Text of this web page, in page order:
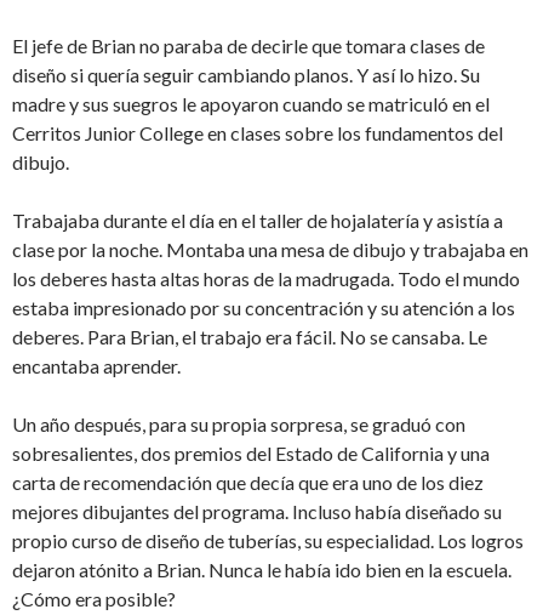
El jefe de Brian no paraba de decirle que tomara clases de
diseño si quería seguir cambiando planos. Y así lo hizo. Su
madre y sus suegros le apoyaron cuando se matriculó en el
Cerritos Junior College en clases sobre los fundamentos del
dibujo.
Trabajaba durante el día en el taller de hojalatería y asistía a
clase por la noche. Montaba una mesa de dibujo y trabajaba en
los deberes hasta altas horas de la madrugada. Todo el mundo
estaba impresionado por su concentración y su atención a los
deberes. Para Brian, el trabajo era fácil. No se cansaba. Le
encantaba aprender.
Un año después, para su propia sorpresa, se graduó con
sobresalientes, dos premios del Estado de California y una
carta de recomendación que decía que era uno de los diez
mejores dibujantes del programa. Incluso había diseñado su
propio curso de diseño de tuberías, su especialidad. Los logros
dejaron atónito a Brian. Nunca le había ido bien en la escuela.
¿Cómo era posible?